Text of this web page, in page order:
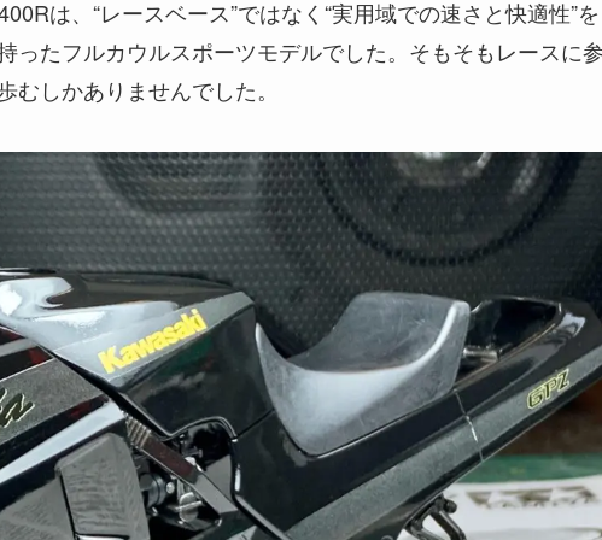
は、“レースベース”ではなく“実用域での速さと快適性”を
ったフルカウルスポーツモデルでした。そもそもレースに
しかありませんでした。